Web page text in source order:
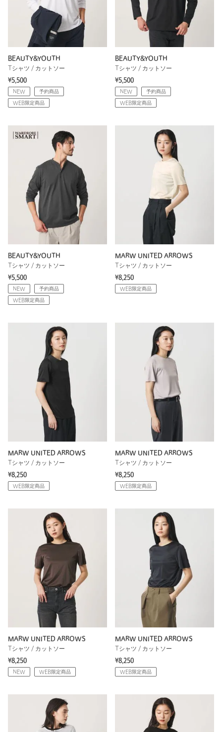
BEAUTY&YOUTH
Tシャツ / カットソー
¥5,500
NEW 予約商品
WEB限定商品
BEAUTY&YOUTH
Tシャツ / カットソー
¥5,500
NEW 予約商品
WEB限定商品
BEAUTY&YOUTH
Tシャツ / カットソー
¥5,500
NEW 予約商品
WEB限定商品
MARW UNITED ARROWS
Tシャツ / カットソー
¥8,250
WEB限定商品
MARW UNITED ARROWS
Tシャツ / カットソー
¥8,250
WEB限定商品
MARW UNITED ARROWS
Tシャツ / カットソー
¥8,250
WEB限定商品
MARW UNITED ARROWS
Tシャツ / カットソー
¥8,250
NEW WEB限定商品
MARW UNITED ARROWS
Tシャツ / カットソー
¥8,250
WEB限定商品